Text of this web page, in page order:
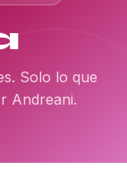
Solo lo que
Andreani.